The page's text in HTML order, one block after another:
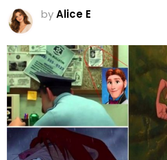
byAlice E